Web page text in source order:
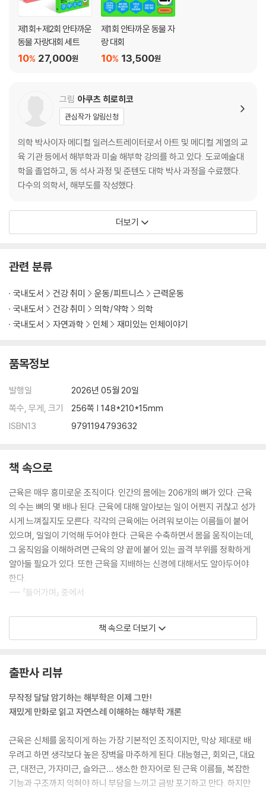
LESSON 7 다리
장요근 / 대요근 / 소요근과 장골근 / 엉덩이 주변의 근육 / 대전근 / 중전
근과 소전근 / 외선근군 / 이상근 / 상쌍자근 / 하쌍자근 / 내폐쇄근 / 외폐
쇄근 / 대퇴방형근 / 내전근군 / 대내전근 / 박근 / 치골근 / 장내전근과 단
삼두근 / 비복근 / 가자미근 / 슬와근 / 족저근 / 다리의 굴근과 후경골근 /
후경골근 204 / 장모지굴근과 장지굴근 / 다리의 신근과 전경골근 / 장지
발바닥의 내재근 / 족저의 심층에 있는 내재근
LESSON 8 두경부
두경부에 등장하는 근육
하근군 / 저작근 / 측두근 / 교근 / 외측익돌근 / 내측익돌근 / 이름만 기억
해 둬도 좋은 표정근 (1) / 이름만 기억해 둬도 좋은 표정근 (2) / 안륜근 /
제1회+제2회 안타까운
동물 자랑대회 세트
27,000원
10%
제1회 안타까운 동물 자
랑 대회
13,500원
10%
그림 아쿠츠 히로히코
관심작가 알림신청
의학 박사이자 메디컬 일러스트레이터로서 아트 및 메디컬 계열의 교
육 기관 등에서 해부학과 미술 해부학 강의를 하고 있다. 도쿄예술대
학을 졸업하고, 동 석사 과정 및 준텐도 대학 박사 과정을 수료했다.
다수의 의학서, 해부도를 작성했다.
더보기
관련 분류
국내도서 건강 취미 운동/피트니스
근력운동
국내도서
건강 취미 의학/약학
의학
국내도서
자연과학 인체 재미있는 인체이야기
품목정보
발행일
2026년 05월 20일
쪽수, 무게, 크기
256쪽 | 148*210*15mm
ISBN13
9791194793632
책 속으로
근육은 매우 흥미로운 조직이다. 인간의 몸에는 206개의 뼈가 있다. 근육
의 수는 뼈의 몇 배나 된다. 근육에 대해 알아보는 일이 어쩐지 귀찮고 성가
시게 느껴질지도 모른다. 각각의 근육에는 어려워 보이는 이름들이 붙어
있으며, 일일이 기억해 두어야 한다. 근육은 수축하면서 몸을 움직이는데,
그 움직임을 이해하려면 근육의 양 끝에 붙어 있는 골격 부위를 정확하게
알아둘 필요가 있다. 또한 근육을 지배하는 신경에 대해서도 알아두어야
한다.
--- 「들어가며」 중에서
척추에서 뻗어나가는 하나의 신경세포는 도중까지는 한 줄기지만 근섬유
에 도달하기 직전에 여러 갈래로 나뉜다. 꽤 긴 근육이 있어도, 반드시 그
러 개의 근섬유를 지배하고 있으며, 운동신경 세포가 지배하는 근섬유 그
룹은 신경의 명령에 따라 한 번에 수축한다. 우리가 이렇게 긴밀하게 몸을
움직일 수 있는 것은, 이러한 ‘장치’가 몸속에 있기 때문이다.
복막이라는 말을 들어본 적이 있는가? 복막은 얇은데, 복직근의 초(鞘)는
매우 두껍다. 마분지 정도라고 할 수는 없지만, 그와 비슷할 정도로 튼튼하
다. 이는 내장이 중요하기 때문이 아니다. 외복사근은 몸의 정중선을 양쪽
책 속으로 더보기
출판사 리뷰
무작정 달달 암기하는 해부학은 이제 그만!
재밌게 만화로 읽고 자연스레 이해하는 해부학 개론
근육은 신체를 움직이게 하는 가장 기본적인 조직이지만, 막상 제대로 배
우려고 하면 생각보다 높은 장벽을 마주하게 된다. 대능형근, 회외근, 대요
근, 대전근, 가자미근, 슬와근… 생소한 한자어로 된 근육 이름들, 복잡한
기능과 구조까지 익혀야 하니 부담을 느끼고 금방 포기하고 만다. 하지만